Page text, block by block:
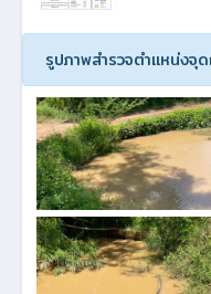
รูปภาพสำรวจตำแหน่งจุ